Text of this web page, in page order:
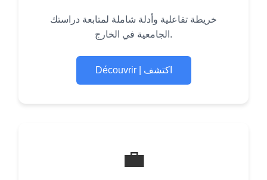
خريطة تفاعلية وأدلة شاملة لمتابعة دراستك
الجامعية في الخارج.
Découvrir | اكتشف
💼